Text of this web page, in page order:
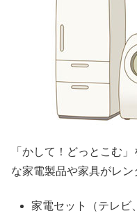
「かして！どっとこむ
な家電製品や家具がレン
家電セット（テレビ